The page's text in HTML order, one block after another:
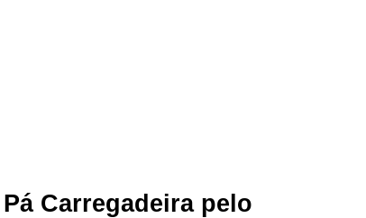
Carregadeira pelo